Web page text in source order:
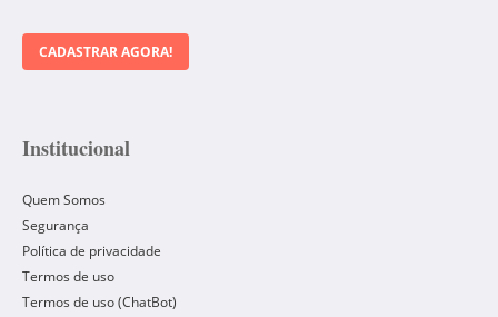
CADASTRAR AGORA!
Institucional
Quem Somos
Segurança
Política de privacidade
Termos de uso
Termos de uso (ChatBot)